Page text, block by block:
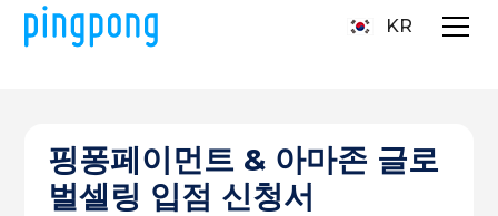
KR
핑퐁페이먼트 & 아마존 글로
벌셀링 입점 신청서